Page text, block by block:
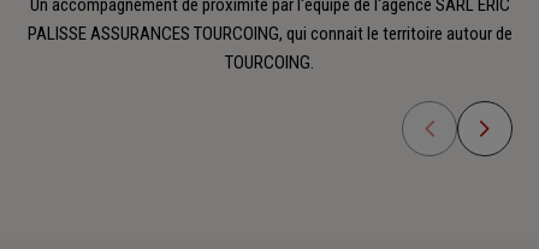
Un accompagnement de proximité par l'équipe de l'agence SARL ERIC
PALISSE ASSURANCES TOURCOING, qui connait le territoire autour de
TOURCOING.